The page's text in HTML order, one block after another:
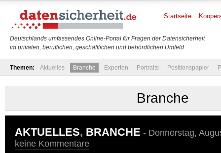
Deutschlands umfassendes Online-Portal für Fragen der Datensicherheit
im privaten, beruflichen, geschäftlichen und behördlichen Umfeld
Startseite
Themen: Aktuelles Branche Experten Portraits Positionspapier
Branche
AKTUELLES, BRANCHE - Donnerstag,
keine Kommentare